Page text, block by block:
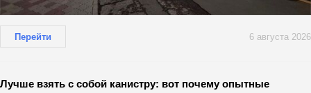
Перейти 6 августа 2026
Лучше взять с собой канистру: вот почему опытные